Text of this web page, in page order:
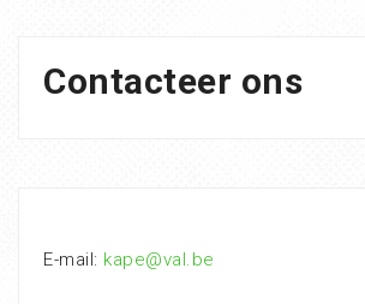
Contacteer ons
E-mail: kape@val.be